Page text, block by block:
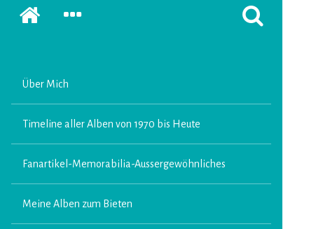
Startseite
SEKUNDÄRE
SUCHFORMULAR
ERSCHEINEN
Über Mich
Timeline aller Alben von 1970 bis Heute
Fanartikel-Memorabilia-Aussergewöhnliches
Meine Alben zum Bieten